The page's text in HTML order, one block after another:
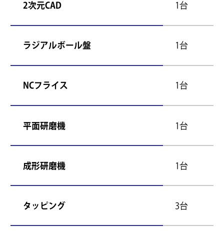
2次元CAD 1台
ラジアルボール盤 1台
NCフライス 1台
平面研磨機 1台
成形研磨機 1台
タッピング 3台